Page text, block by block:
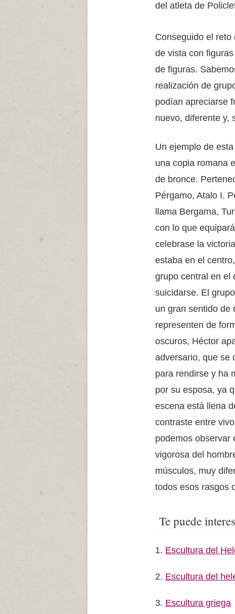
del atleta de
Conseguido el
de vista con
de figuras.
realización de
podían apreciarse
nuevo, diferente y,
Un ejemplo de
una copia romana
de bronce.
Pérgamo, Atalo I.
llama Bergama,
con lo que
celebrase la
estaba en el
grupo central en el
suicidarse. El
un gran sentido de
representen de
oscuros, Héctor
adversario, que se
para rendirse y ha
por su esposa, ya
escena está llena
contraste entre
podemos observar
vigorosa del
músculos, muy
todos esos rasgos
Te puede
Escultura del
Escultura del
Escultura griega